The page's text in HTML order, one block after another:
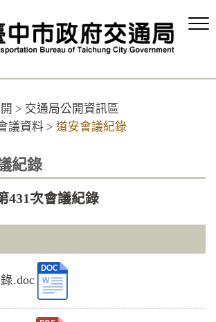
> 交通局公開資訊區
議資料 > 道安會議紀錄
紀錄
431次會議紀錄
.doc